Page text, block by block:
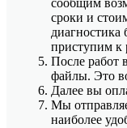
сообщим
сроки и
диагностика
приступим к
После работ
файлы. Это
Далее вы
Мы
наиболее